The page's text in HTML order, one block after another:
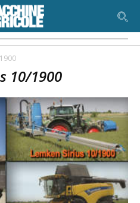
10/1900